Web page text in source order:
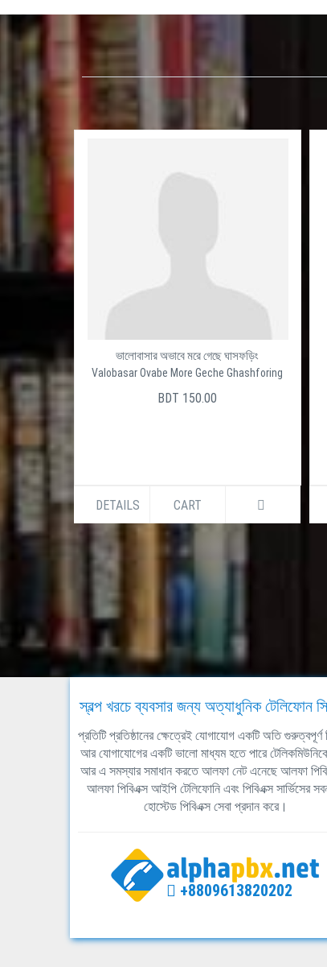
ভালোবাসার অভাবে মরে গেছে ঘাসফড়িং
Valobasar Ovabe More Geche Ghashforing
BDT 150.00
DETAILS CART
স্বল্প খরচে ব্যবসার জন্য অত্যাধুনিক টেলিফোন
প্রতিটি প্রতিষ্ঠানের ক্ষেত্রেই যোগাযোগ একটি অতি গুরুত্বপূর্ণ
আর যোগাযোগের একটি ভালো মাধ্যম হতে পারে
আর এ সমস্যার সমাধান করতে আলফা নেট এনেছে আলফা
আলফা পিবিএক্স আইপি টেলিফোনি এবং পিবিএক্স সার্ভিসের
হোস্টেড পিবিএক্স সেবা প্রদান করে।
+8809613820202